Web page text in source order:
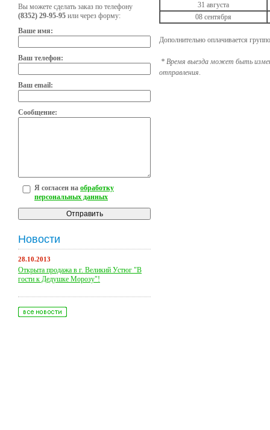
Вы можете сделать заказ по телефону
(8352) 29-95-95 или через форму:
Ваше имя:
Ваш телефон:
Ваш email:
Сообщение:
Я согласен на обработку
персональных данных
Новости
28.10.2013
Открыта продажа в г. Великий Устюг "В
гости к Дедушке Морозу"!
31 августа
08 сентября
Дополнительно оплачивается
* Время выезда может быть
отправления.